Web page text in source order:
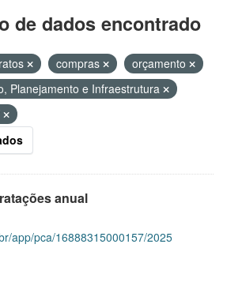
de dados encontrado
compras
orçamento
Planejamento e Infraestrutura
anual
app/pca/16888315000157/2025